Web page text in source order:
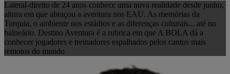
Lateral-direito de 24 anos conhece uma nova realidade desde junho,
altura em que abraçou a aventura nos EAU. As memórias da
Turquia, o ambiente nos estádios e as diferenças culturais... até no
balneário. Destino Aventura é a rubrica em que A BOLA dá a
conhecer jogadores e treinadores espalhados pelos cantos mais
remotos do mundo